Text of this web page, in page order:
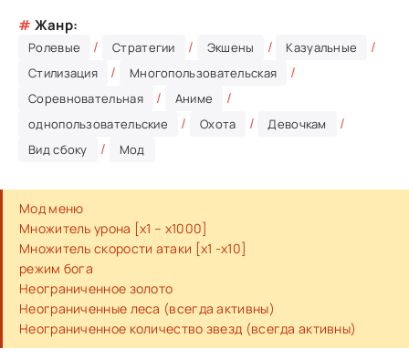
# Жанр:
Ролевые / Стратегии / Экшены / Казуальные /
Стилизация / Многопользовательская /
Соревновательная / Аниме /
однопользовательские / Охота / Девочкам /
Вид сбоку / Мод
Мод меню
Множитель урона [x1 – x1000]
Множитель скорости атаки [x1 -x10]
режим бога
Неограниченное золото
Неограниченные леса (всегда активны)
Неограниченное количество звезд (всегда активны)